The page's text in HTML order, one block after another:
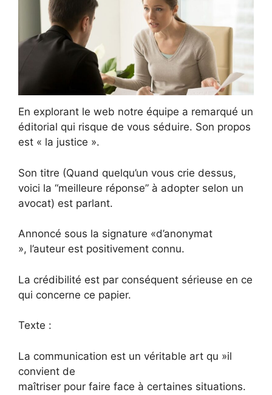
En explorant le web notre équipe a remarqué un
éditorial qui risque de vous séduire. Son propos
est « la justice ».
Son titre (Quand quelqu’un vous crie dessus,
voici la “meilleure réponse” à adopter selon un
avocat) est parlant.
Annoncé sous la signature «d’anonymat
», l’auteur est positivement connu.
La crédibilité est par conséquent sérieuse en ce
qui concerne ce papier.
Texte :
La communication est un véritable art qu »il
convient de
maîtriser pour faire face à certaines situations.